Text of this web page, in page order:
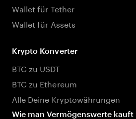
Wallet für Tether
Wallet für Assets
Krypto Konverter
BTC zu USDT
BTC zu Ethereum
Alle Deine Kryptowährungen
Wie man Vermögenswerte kauft